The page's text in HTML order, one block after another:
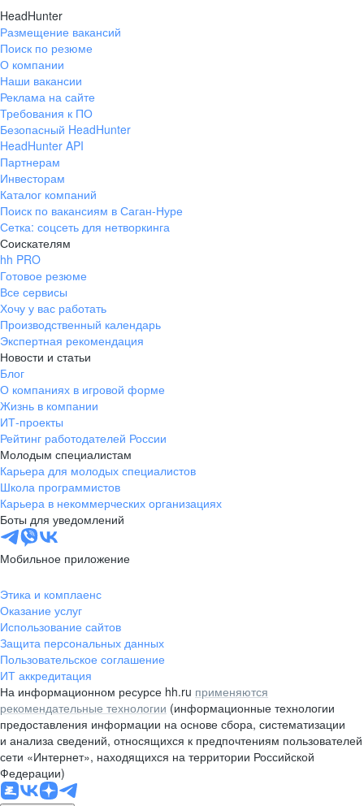
HeadHunter
Размещение вакансий
Поиск по резюме
О компании
Наши вакансии
Реклама на сайте
Требования к ПО
Безопасный HeadHunter
HeadHunter API
Партнерам
Инвесторам
Каталог компаний
Поиск по вакансиям в Саган-Нуре
Сетка: соцсеть для нетворкинга
Соискателям
hh PRO
Готовое резюме
Все сервисы
Хочу у вас работать
Производственный календарь
Экспертная рекомендация
Новости и статьи
Блог
О компаниях в игровой форме
Жизнь в компании
ИТ-проекты
Рейтинг работодателей России
Молодым специалистам
Карьера для молодых специалистов
Школа программистов
Карьера в некоммерческих организациях
Боты для уведомлений
Мобильное приложение
Этика и комплаенс
Оказание услуг
Использование сайтов
Защита персональных данных
Пользовательское соглашение
ИТ аккредитация
На информационном ресурсе hh.ru применяются
рекомендательные технологии (информационные технологии
предоставления информации на основе сбора, систематизации
и анализа сведений, относящихся к предпочтениям пользователей
сети «Интернет», находящихся на территории Российской
Федерации)